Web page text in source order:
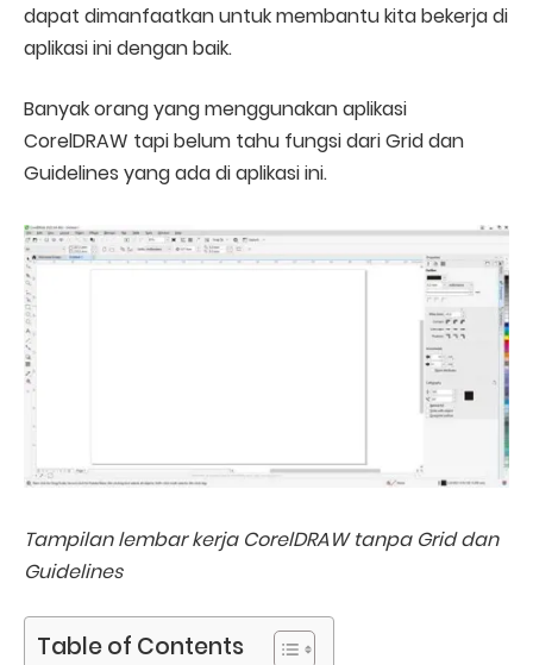
dapat dimanfaatkan untuk membantu kita bekerja di
aplikasi ini dengan baik.
Banyak orang yang menggunakan aplikasi
CorelDRAW tapi belum tahu fungsi dari Grid dan
Guidelines yang ada di aplikasi ini.
Tampilan lembar kerja CorelDRAW tanpa Grid dan
Guidelines
Table of Contents